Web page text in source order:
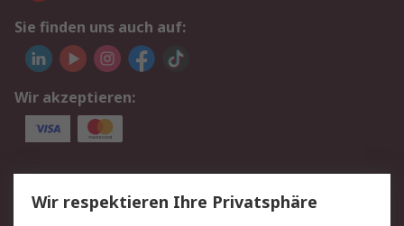
Sie finden uns auch auf:
Wir akzeptieren:
Service
Value Added Services
Lieferlösungen
Wir respektieren Ihre Privatsphäre